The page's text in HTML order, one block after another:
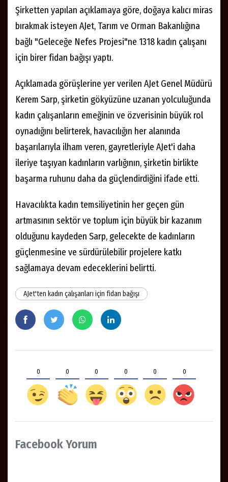
Şirketten yapılan açıklamaya göre, doğaya kalıcı miras
bırakmak isteyen AJet, Tarım ve Orman Bakanlığına
bağlı "Geleceğe Nefes Projesi"ne 1318 kadın çalışanı
için birer fidan bağışı yaptı.
Açıklamada görüşlerine yer verilen AJet Genel Müdürü
Kerem Sarp, şirketin gökyüzüne uzanan yolculuğunda
kadın çalışanların emeğinin ve özverisinin büyük rol
oynadığını belirterek, havacılığın her alanında
başarılarıyla ilham veren, gayretleriyle AJet'i daha
ileriye taşıyan kadınların varlığının, şirketin birlikte
başarma ruhunu daha da güçlendirdiğini ifade etti.
Havacılıkta kadın temsiliyetinin her geçen gün
artmasının sektör ve toplum için büyük bir kazanım
olduğunu kaydeden Sarp, gelecekte de kadınların
güçlenmesine ve sürdürülebilir projelere katkı
sağlamaya devam edeceklerini belirtti.
AJet'ten kadın çalışanları için fidan bağışı
0 0 0 0 0 0
Facebook Yorum